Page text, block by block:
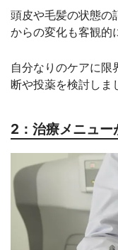
頭皮や毛髪の状態の
からの変化も客観的
自分なりのケアに限
断や投薬を検討しま
2：治療メニュー